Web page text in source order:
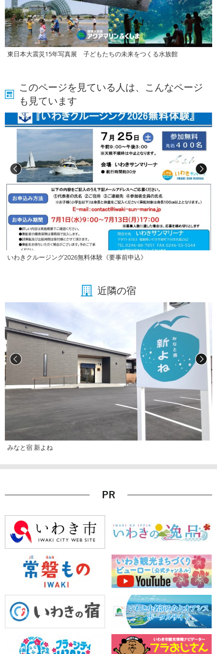
東日本大震災15年写真展 子どもたちの未来をつくる水族館
このページを見ている人は、こんなページ
も見ています
いわきクルージング2026無料体験《要事前申込》
近隣の宿
みなと宿 新よね